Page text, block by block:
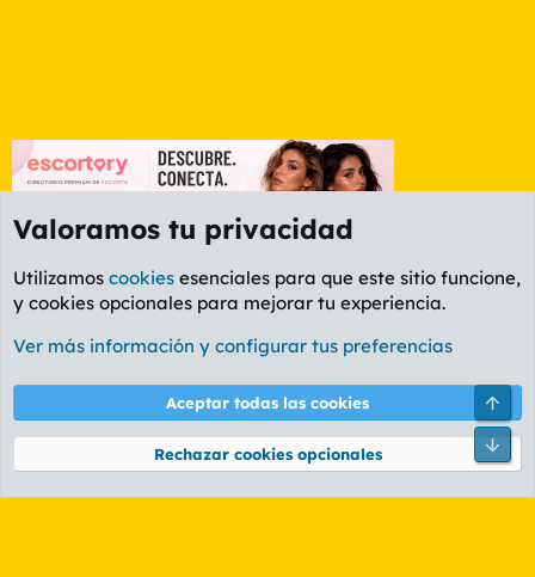
Foro General
Cookies
PL OLDSTYLE AMARILLO
Términos y reglas Política de privacidad Ayuda
Community platform by XenForo® © 2010-2026 XenForo Ltd.
Valoramos tu privacidad
Utilizamos cookies esenciales para que este sitio funcione,
y cookies opcionales para mejorar tu experiencia.
Ver más información y configurar tus preferencias
Aceptar todas las cookies
Rechazar cookies opcionales
Pie